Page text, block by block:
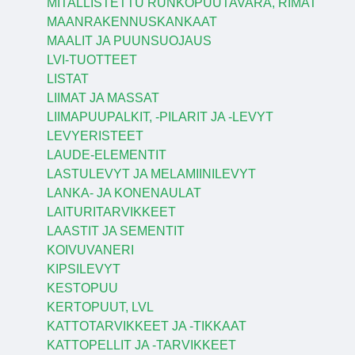
MITALLISTETTU RUNKOPUUTAVARA, RIMAT
MAANRAKENNUSKANKAAT
MAALIT JA PUUNSUOJAUS
LVI-TUOTTEET
LISTAT
LIIMAT JA MASSAT
LIIMAPUUPALKIT, -PILARIT JA -LEVYT
LEVYERISTEET
LAUDE-ELEMENTIT
LASTULEVYT JA MELAMIINILEVYT
LANKA- JA KONENAULAT
LAITURITARVIKKEET
LAASTIT JA SEMENTIT
KOIVUVANERI
KIPSILEVYT
KESTOPUU
KERTOPUUT, LVL
KATTOTARVIKKEET JA -TIKKAAT
KATTOPELLIT JA -TARVIKKEET